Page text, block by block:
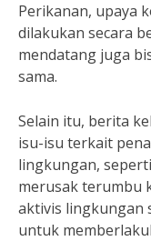
Perikanan, upaya
dilakukan secara
mendatang juga
sama.
Selain itu, berita
isu-isu terkait
lingkungan,
merusak terumbu
aktivis lingkungan
untuk